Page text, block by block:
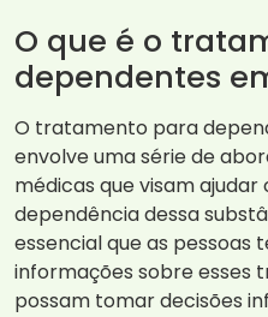
O que é o
dependentes
O tratamento para
envolve uma série de
médicas que visam
dependência dessa
essencial que as pessoas
informações sobre esses
possam tomar decisões